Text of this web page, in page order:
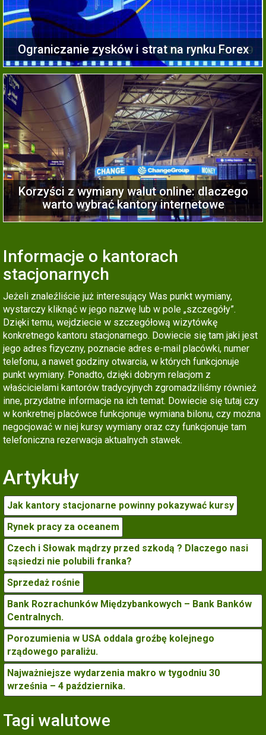
Ograniczanie zysków i strat na rynku Forex
Korzyści z wymiany walut online: dlaczego
warto wybrać kantory internetowe
Informacje o kantorach
stacjonarnych
Jeżeli znaleźliście już interesujący Was punkt wymiany,
wystarczy kliknąć w jego nazwę lub w pole „szczegóły”.
Dzięki temu, wejdziecie w szczegółową wizytówkę
konkretnego kantoru stacjonarnego. Dowiecie się tam jaki jest
jego adres fizyczny, poznacie adres e-mail placówki, numer
telefonu, a nawet godziny otwarcia, w których funkcjonuje
punkt wymiany. Ponadto, dzięki dobrym relacjom z
właścicielami kantorów tradycyjnych zgromadziliśmy również
inne, przydatne informacje na ich temat. Dowiecie się tutaj czy
w konkretnej placówce funkcjonuje wymiana bilonu, czy można
negocjować w niej kursy wymiany oraz czy funkcjonuje tam
telefoniczna rezerwacja aktualnych stawek.
Artykuły
Jak kantory stacjonarne powinny pokazywać kursy
Rynek pracy za oceanem
Czech i Słowak mądrzy przed szkodą ? Dlaczego nasi
sąsiedzi nie polubili franka?
Sprzedaż rośnie
Bank Rozrachunków Międzybankowych – Bank Banków
Centralnych.
Porozumienia w USA oddala groźbę kolejnego
rządowego paraliżu.
Najważniejsze wydarzenia makro w tygodniu 30
września – 4 października.
Tagi walutowe